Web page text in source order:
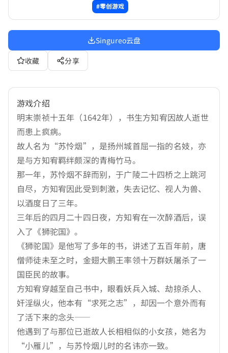
#零创游戏
Singureo云盘
收藏
分享
游戏介绍
明末崇祯十五年（1642年），书生方知宥因故人逝世
而患上疯病。
故人名为“苏怜烟”，是扬州城首屈一指的名妓，亦
是与方知宥羁绊颇深的青梅竹马。
那一年，苏怜烟不辞而别，于广陵二十四桥之上跳河
自尽，方知宥因此受到刺激，失去记忆、视人为兽、
以酒度日了三年。
三年后的四月二十四日夜，方知宥在一次醉酒后，误
入了《狮驼国》。
《狮驼国》是他写了多年的书，讲述了五百年前，唐
僧师徒未至之时，金翅大鹏王率领十万群妖屠杀了一
国臣民的故事。
方知宥穿越至自己书中，眼看妖兵入城、劫掠杀人、
奸淫纵火，他本有“求死之志”，却因一个意外而有
了活下来的念头——
他遇到了与那位已逝故人长相相似的小女孩，她名为
“小雁儿”，与苏怜烟儿时的名讳亦一致。